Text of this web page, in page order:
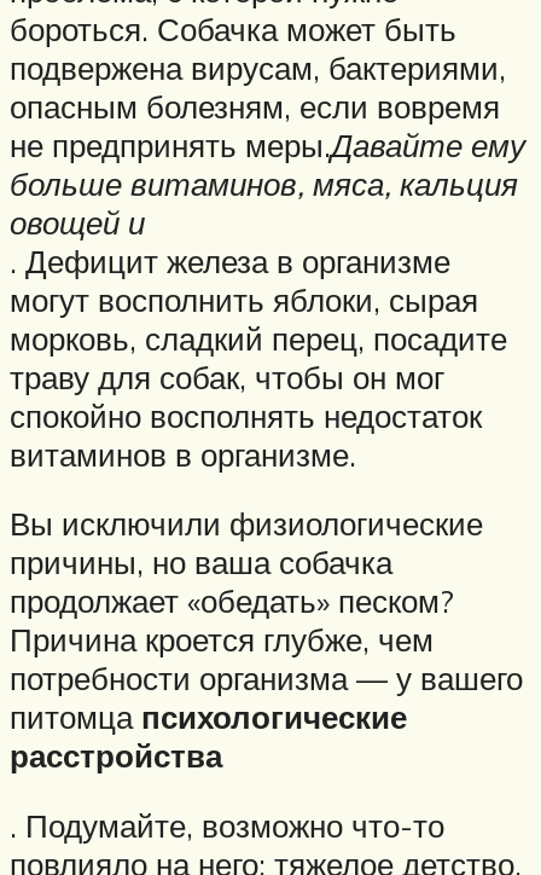
бороться. Собачка может быть
подвержена вирусам, бактериями,
опасным болезням, если вовремя
не предпринять меры.Давайте ему
больше витаминов, мяса, кальция
овощей и
. Дефицит железа в организме
могут восполнить яблоки, сырая
морковь, сладкий перец, посадите
траву для собак, чтобы он мог
спокойно восполнять недостаток
витаминов в организме.
Вы исключили физиологические
причины, но ваша собачка
продолжает «обедать» песком?
Причина кроется глубже, чем
потребности организма — у вашего
питомца психологические
расстройства
. Подумайте, возможно что-то
повлияло на него: тяжелое детство,